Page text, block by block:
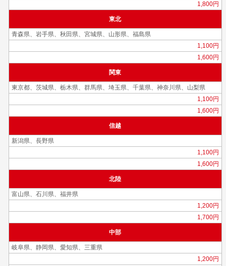
1,800円
東北
青森県、岩手県、秋田県、宮城県、山形県、福島県
1,100円
1,600円
関東
東京都、茨城県、栃木県、群馬県、埼玉県、千葉県、神奈川県、山梨県
1,100円
1,600円
信越
新潟県、長野県
1,100円
1,600円
北陸
富山県、石川県、福井県
1,200円
1,700円
中部
岐阜県、静岡県、愛知県、三重県
1,200円